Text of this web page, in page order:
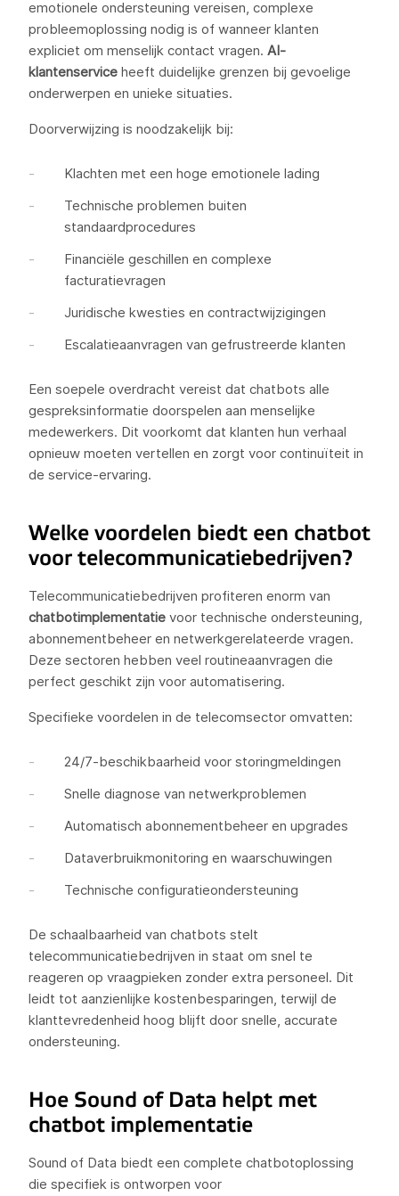
emotionele ondersteuning vereisen, complexe
probleemoplossing nodig is of wanneer klanten
expliciet om menselijk contact vragen. AI-
klantenservice heeft duidelijke grenzen bij gevoelige
onderwerpen en unieke situaties.
Doorverwijzing is noodzakelijk bij:
Klachten met een hoge emotionele lading
Technische problemen buiten
standaardprocedures
Financiële geschillen en complexe
facturatievragen
Juridische kwesties en contractwijzigingen
Escalatieaanvragen van gefrustreerde klanten
Een soepele overdracht vereist dat chatbots alle
gespreksinformatie doorspelen aan menselijke
medewerkers. Dit voorkomt dat klanten hun verhaal
opnieuw moeten vertellen en zorgt voor continuïteit in
de service-ervaring.
Welke voordelen biedt een chatbot
voor telecommunicatiebedrijven?
Telecommunicatiebedrijven profiteren enorm van
chatbotimplementatie voor technische ondersteuning,
abonnementbeheer en netwerkgerelateerde vragen.
Deze sectoren hebben veel routineaanvragen die
perfect geschikt zijn voor automatisering.
Specifieke voordelen in de telecomsector omvatten:
24/7-beschikbaarheid voor storingmeldingen
Snelle diagnose van netwerkproblemen
Automatisch abonnementbeheer en upgrades
Dataverbruikmonitoring en waarschuwingen
Technische configuratieondersteuning
De schaalbaarheid van chatbots stelt
telecommunicatiebedrijven in staat om snel te
reageren op vraagpieken zonder extra personeel. Dit
leidt tot aanzienlijke kostenbesparingen, terwijl de
klanttevredenheid hoog blijft door snelle, accurate
ondersteuning.
Hoe Sound of Data helpt met
chatbot implementatie
Sound of Data biedt een complete chatbotoplossing
die specifiek is ontworpen voor